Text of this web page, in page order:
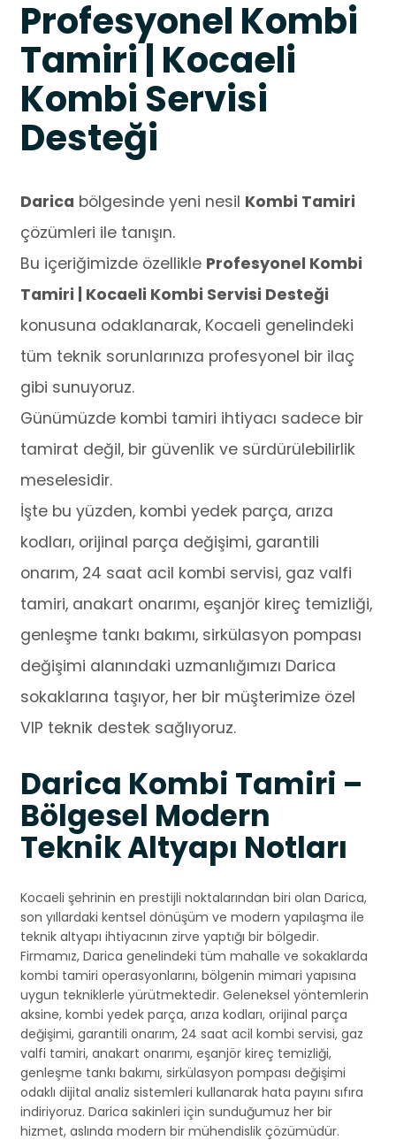
Profesyonel Kombi
Tamiri | Kocaeli
Kombi Servisi
Desteği
Darica bölgesinde yeni nesil Kombi Tamiri
çözümleri ile tanışın.
Bu içeriğimizde özellikle Profesyonel Kombi
Tamiri | Kocaeli Kombi Servisi Desteği
konusuna odaklanarak, Kocaeli genelindeki
tüm teknik sorunlarınıza profesyonel bir ilaç
gibi sunuyoruz.
Günümüzde kombi tamiri ihtiyacı sadece bir
tamirat değil, bir güvenlik ve sürdürülebilirlik
meselesidir.
İşte bu yüzden, kombi yedek parça, arıza
kodları, orijinal parça değişimi, garantili
onarım, 24 saat acil kombi servisi, gaz valfi
tamiri, anakart onarımı, eşanjör kireç temizliği,
genleşme tankı bakımı, sirkülasyon pompası
değişimi alanındaki uzmanlığımızı Darica
sokaklarına taşıyor, her bir müşterimize özel
VIP teknik destek sağlıyoruz.
Darica Kombi Tamiri –
Bölgesel Modern
Teknik Altyapı Notları
Kocaeli şehrinin en prestijli noktalarından biri olan Darica,
son yıllardaki kentsel dönüşüm ve modern yapılaşma ile
teknik altyapı ihtiyacının zirve yaptığı bir bölgedir.
Firmamız, Darica genelindeki tüm mahalle ve sokaklarda
kombi tamiri operasyonlarını, bölgenin mimari yapısına
uygun tekniklerle yürütmektedir. Geleneksel yöntemlerin
aksine, kombi yedek parça, arıza kodları, orijinal parça
değişimi, garantili onarım, 24 saat acil kombi servisi, gaz
valfi tamiri, anakart onarımı, eşanjör kireç temizliği,
genleşme tankı bakımı, sirkülasyon pompası değişimi
odaklı dijital analiz sistemleri kullanarak hata payını sıfıra
indiriyoruz. Darica sakinleri için sunduğumuz her bir
hizmet, aslında modern bir mühendislik çözümüdür.